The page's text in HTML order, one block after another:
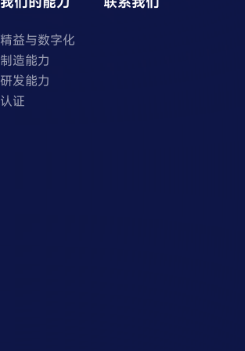
精益与数字化
制造能力
研发能力
认证